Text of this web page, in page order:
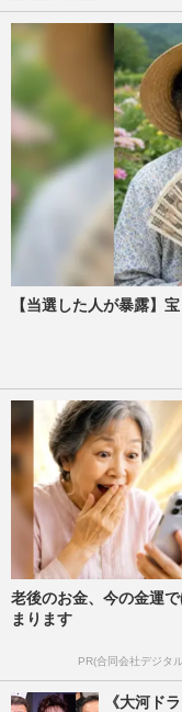
【当選した人が暴露】
老後のお金、今の金運
まります
PR(合同会社デジタ
《大河ド